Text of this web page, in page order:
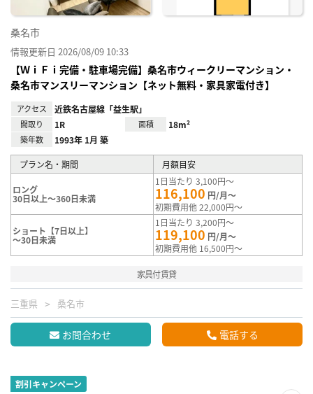
桑名市
情報更新日 2026/08/09 10:33
【ＷｉＦｉ完備・駐車場完備】桑名市ウィークリーマンション・
桑名市マンスリーマンション【ネット無料・家具家電付き】
アクセス 近鉄名古屋線「益生駅」
間取り 1R 面積 18m²
築年数 1993年 1月 築
プラン名・期間 月額目安
ロング
30日以上～360日未満
1日当たり 3,100円～
116,100 円/月～
初期費用他 22,000円～
ショート【7日以上】
～30日未満
1日当たり 3,200円～
119,100 円/月～
初期費用他 16,500円～
家具付賃貸
三重県 桑名市
お問合わせ 電話する
割引キャンペーン